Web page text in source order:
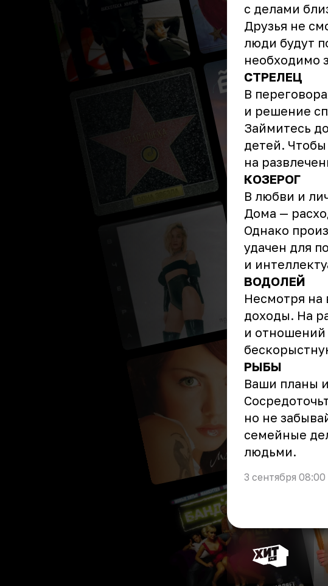
с делами
Друзья не
люди будут
необходимо
СТРЕЛЕЦ
В
и решение
Займитесь
детей. Чтобы
на
КОЗЕРОГ
В любви и
Дома —
Однако
удачен для
и
ВОДОЛЕЙ
Несмотря на
доходы. На
и
РЫБЫ
Ваши планы
но не
семейные
людьми.
3 сентября 08:00